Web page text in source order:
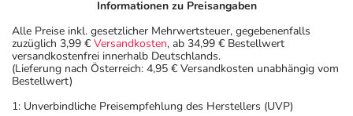
oder Vorsichtsmaßnahmen.
Eine vom Arzt verordnete Dosierung kann von den
Angaben der Packungsbeilage abweichen. Da der Arzt sie
individuell abstimmt, sollten Sie das Arzneimittel daher
nach seinen Anweisungen anwenden.
Informationen zu Preisangaben
Alle Preise inkl. gesetzlicher Mehrwertsteuer, gegebenenfalls
zuzüglich 3,99 € Versandkosten, ab 34,99 € Bestellwert
versandkostenfrei innerhalb Deutschlands.
(Lieferung nach Österreich: 4,95 € Versandkosten unabhängig vom
Bestellwert)
1: Unverbindliche Preisempfehlung des Herstellers (UVP)